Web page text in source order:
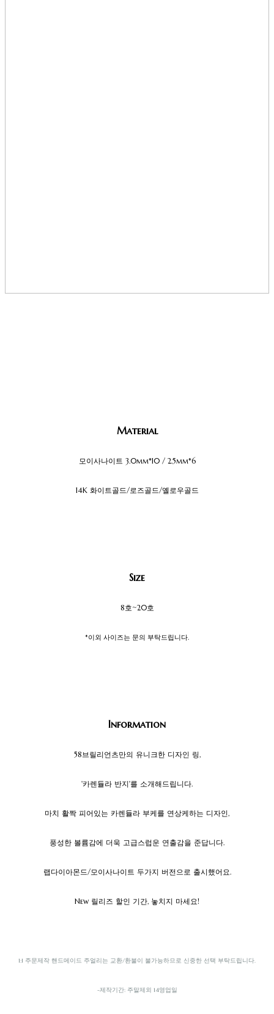
Material
모이사나이트 3.0mm*10 / 2.5mm*6
14K 화이트골드/로즈골드/옐로우골드
Size
8호~20호
*이외 사이즈는 문의 부탁드립니다.
Information
58브릴리언츠만의 유니크한 디자인 링,
'카렌듈라 반지'를 소개해드립니다.
마치 활짝 피어있는 카렌듈라 부케를 연상케하는 디자인,
풍성한 볼륨감에 더욱 고급스럽운 연출감을 준답니다.
랩다이아몬드/모이사나이트 두가지 버전으로 출시했어요.
New 릴리즈 할인 기간, 놓치지 마세요!
1:1 주문제작 핸드메이드 주얼리는 교환/환불이 불가능하므로 신중한 선택 부탁드립니다.
-제작기간: 주말제외 14영업일